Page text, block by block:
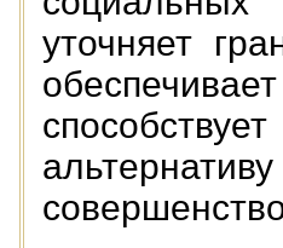
уточняет